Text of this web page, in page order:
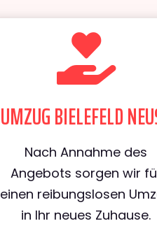
UMZUG BIELEFELD
Nach Annahme des
Angebots sorgen wir
einen reibungslosen
in Ihr neues Zuhause.